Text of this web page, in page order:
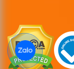
Hỗ trợ khách hàng